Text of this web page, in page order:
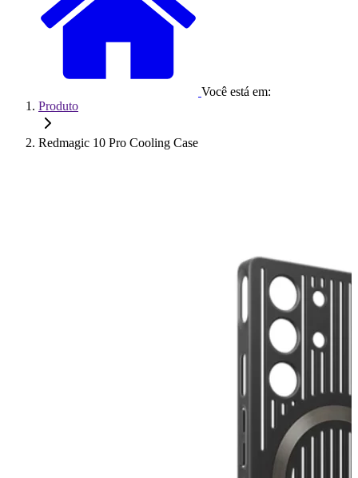
Você está em:
Produto
Redmagic 10 Pro Cooling Case